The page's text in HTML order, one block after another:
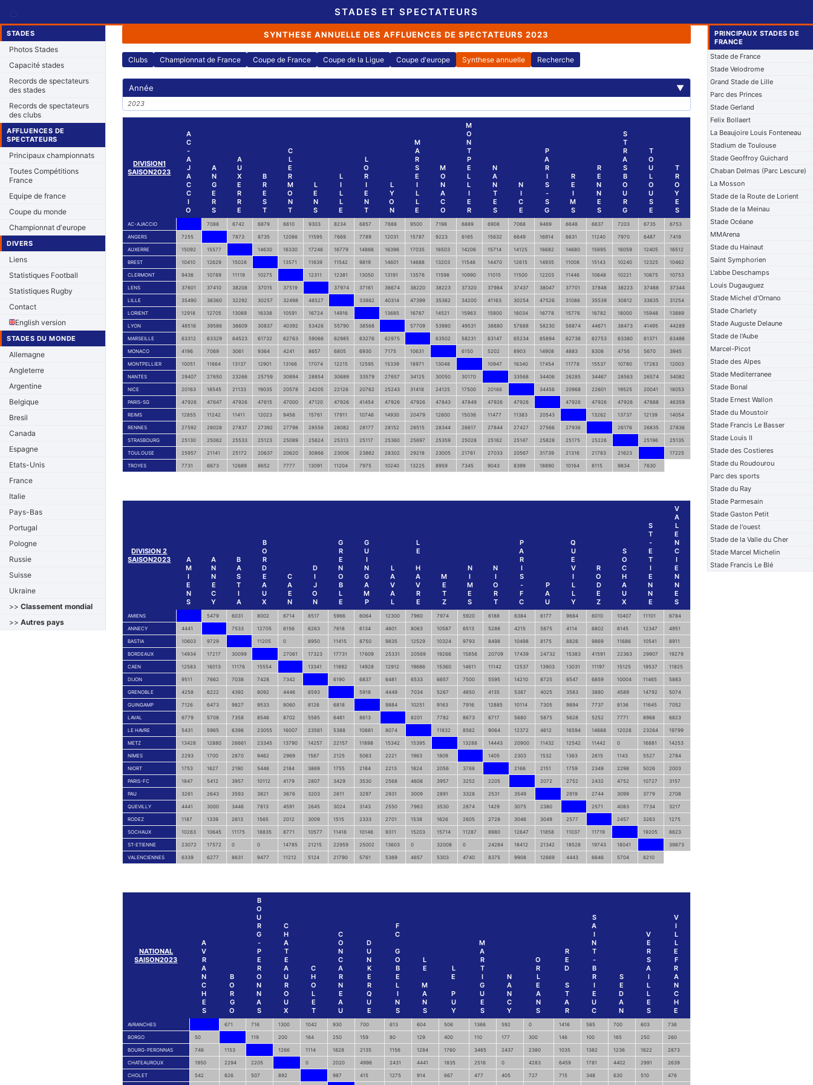
STADES ET SPECTATEURS
STADES
Photos Stades
Capacité stades
Records de spectateurs
des stades
Records de spectateurs
des clubs
AFFLUENCES DE
SPECTATEURS
Principaux championnats
Toutes Compétitions
France
Equipe de france
Coupe du monde
Championnat d'europe
DIVERS
Liens
Statistiques Football
Statistiques Rugby
Contact
English version
STADES DU MONDE
Allemagne
Angleterre
Argentine
Belgique
Bresil
Canada
Espagne
Etats-Unis
France
Italie
Pays-Bas
Portugal
Pologne
Russie
Suisse
Ukraine
>> Classement mondial
>> Autres pays
SYNTHESE ANNUELLE DES AFFLUENCES DE SPECTATEURS 2023
Clubs Championnat de France Coupe de France Coupe de la Ligue Coupe d'europe Synthese annuelle Recherche
Année ▼
2023
DIVISION1
SAISON2023
A
C
-
A
J
A
C
C
I
O
A
N
G
E
R
S
A
U
X
E
R
R
E
B
R
E
S
T
C
L
E
R
M
O
N
T
L
E
N
S
L
I
L
L
E
L
O
R
I
E
N
T
L
Y
O
N
M
A
R
S
E
I
L
L
E
M
O
N
A
C
O
M
O
N
T
P
E
L
L
I
E
R
N
A
N
T
E
S
N
I
C
E
P
A
R
I
S
-
S
G
R
E
I
M
S
R
E
N
N
E
S
S
T
R
A
S
B
O
U
R
G
T
O
U
L
O
U
S
E
T
R
O
Y
E
S
AC-AJACCIO 7088 6742 6879 6610 9303 8234 6857 7688 9500 7198 6889 6908 7068 9469 6648 6637 7203 6735 6753
ANGERS 7255 7873 8735 12086 11595 7669 7789 12031 15787 9223 6165 15632 6649 16914 6631 11240 7970 6487 7419
AUXERRE 15092 15577 14630 16330 17246 16779 14866 16396 17035 16503 14206 15714 14125 16682 14680 15695 16059 12405 16512
BREST 10410 12629 15028 13571 11639 11542 9819 14601 14688 13203 11546 14470 12615 14935 11008 15143 10240 12325 10462
CLERMONT 9436 10789 11119 10275 12311 12381 13050 13191 13576 11598 10990 11015 11500 12203 11446 10648 10221 10875 10753
LENS 37601 37410 38208 37015 37519 37974 37161 36674 38220 38223 37320 37984 37437 38047 37701 37848 38223 37488 37344
LILLE 35490 36360 32292 30257 32498 48527 33862 40314 47399 35362 34200 41163 30254 47526 31086 35539 30812 33635 31254
LORIENT 12918 12705 13089 16338 10591 16724 14916 13685 16767 14521 15963 15800 16034 16778 15776 16782 18000 15948 13889
LYON 48516 39586 38609 30837 40392 53426 55790 38568 57709 53980 49531 38880 57688 58230 56874 44671 38473 41495 44289
MARSEILLE 63312 63329 64523 61732 62763 59066 62985 63276 62975 63502 58231 63147 65234 65894 62738 62753 63380 61371 63486
MONACO 4196 7069 3061 9364 4241 8657 6805 6930 7175 10631 6150 5202 8903 14908 4883 8308 4756 5670 3945
MONTPELLIER 10051 11664 13137 12901 13166 17074 12215 12595 15339 18971 13048 10947 16340 17454 11778 15537 10780 17283 12003
NANTES 29407 27650 23266 25759 30894 28854 30689 33579 27657 34125 30050 30170 33568 34406 26285 34467 28563 26574 34082
NICE 20163 18545 21133 19035 20578 24205 22126 20762 25243 31418 24125 17500 20166 34456 20968 22601 19525 20041 18053
PARIS-SG 47926 47647 47926 47615 47000 47120 47926 41454 47926 47926 47843 47849 47926 47926 47926 47926 47926 47888 46359
REIMS 12855 11242 11411 12023 9456 15761 17911 10746 14930 20479 12600 15036 11477 11383 20543 13262 13737 12139 14054
RENNES 27592 28028 27837 27392 27798 28556 28082 28177 28152 28515 28344 26617 27844 27427 27566 27936 26176 26835 27836
STRASBOURG 25130 25062 25533 25123 25089 25624 25313 25117 25360 25697 25359 25028 25162 25147 25828 25175 25226 25196 25135
TOULOUSE 25957 21141 25172 20637 20620 30866 23006 23862 28302 29218 23005 21761 27033 20567 31739 21316 21783 21623 17225
TROYES 7731 6673 12689 8652 7777 13091 11204 7975 10240 13225 8959 7345 9043 8399 18890 10164 8115 9834 7630
DIVISION 2
SAISON2023
A
M
I
E
N
S
A
N
N
E
C
Y
B
A
S
T
I
A
B
O
R
D
E
A
U
X
C
A
E
N
D
I
J
O
N
G
R
E
N
O
B
L
E
G
U
I
N
G
A
M
P
L
A
V
A
L
L
E
H
A
V
R
E
M
E
T
Z
N
I
M
E
S
N
I
O
R
T
P
A
R
I
S
-
F
C
P
A
U
Q
U
E
V
I
L
L
Y
R
O
D
E
Z
S
O
C
H
A
U
X
S
T
-
E
T
I
E
N
N
E
V
A
L
E
N
C
I
E
N
N
E
S
AMIENS 5479 6031 8002 6714 8517 5966 6064 12300 7960 7974 5920 6188 6384 6177 9684 6010 10407 11101 6784
ANNECY 4441 7533 12705 6156 6263 7618 6134 4601 8063 10587 6513 5288 4215 5875 4114 6802 6145 12347 4951
BASTIA 10603 9729 11205 0 8950 11415 8750 9835 12529 10324 9793 8498 10498 8175 8826 9869 11686 10541 8911
BORDEAUX 14934 17217 30099 27061 17323 17731 17609 25331 20569 19266 15856 20709 17439 24732 15383 41591 22363 29907 19279
CAEN 12583 16013 11176 15554 13341 11892 14928 12912 19686 15360 14611 11142 12537 13903 13031 11197 15125 19537 11825
DIJON 9511 7662 7038 7428 7342 6190 6837 6481 6533 6657 7500 5595 14210 8725 6547 6859 10004 11465 5883
GRENOBLE 4258 6222 4392 8092 4446 6593 5918 4449 7034 5267 4850 4135 5387 4025 3583 3880 4589 14792 5074
GUINGAMP 7126 6473 9827 9533 8060 8126 6818 9884 10251 9163 7916 12885 10114 7305 9894 7737 8136 11645 7052
LAVAL 6779 5708 7358 8546 8702 5585 6481 8613 8201 7782 8673 6717 5680 5875 5628 5252 7771 8968 6823
LE HAVRE 5431 5965 6398 23055 16007 23561 5388 10881 8074 11832 8562 9064 12372 4612 16594 14688 12026 23264 19799
METZ 13428 12880 26661 23345 13790 14257 22157 11898 15342 15395 13288 14443 20900 11432 12542 11442 0 16881 14253
NIMES 2293 1700 2870 9462 2969 1567 2125 5063 2221 1963 1809 1405 2303 1532 1363 2615 1143 5527 2784
NIORT 1753 1627 2190 5446 2184 3869 1755 2184 2213 1824 2056 3788 2166 2151 1759 2349 2298 5026 2003
PARIS-FC 1847 5412 3957 10112 4179 2807 3429 3530 2568 4608 3957 3252 2205 2072 2752 2432 4752 10727 3157
PAU 3261 2643 3593 3821 3676 3203 2611 3297 2931 3009 2891 3328 2531 3549 2919 2744 3099 3779 2708
QUEVILLY 4441 3000 3446 7813 4591 2645 3024 3143 2550 7963 3530 2874 1429 3075 2380 2571 4083 7734 3217
RODEZ 1187 1339 2613 1565 2012 3009 1515 2333 2701 1538 1626 2605 2728 3046 3049 2577 2457 3263 1275
SOCHAUX 10263 10645 11175 18835 8771 10577 11418 10146 9311 15203 15714 11287 8980 12647 11858 11037 11719 19205 8623
ST-ETIENNE 23072 17572 0 0 14785 21215 22959 25002 13603 0 32008 0 24284 18412 21342 18528 19743 18041 39873
VALENCIENNES 6339 6277 8631 9477 11212 5124 21790 5761 5369 4657 5303 4740 8375 9908 12669 4443 6646 5704 8210
NATIONAL
SAISON2023
A
V
R
A
N
C
H
E
S
B
O
R
G
O
B
O
U
R
G
-
P
E
R
O
N
N
A
S
C
H
A
T
E
A
U
R
O
U
X
C
H
O
L
E
T
C
O
N
C
A
R
N
E
A
U
D
U
N
K
E
R
Q
U
E
F
C
G
O
B
E
L
I
N
S
L
E
M
A
N
S
L
E
P
U
Y
M
A
R
T
I
G
U
E
S
N
A
N
C
Y
O
R
L
E
A
N
S
R
E
D
S
T
A
R
S
A
I
N
T
-
B
R
I
E
U
C
S
E
D
A
N
V
E
R
S
A
I
L
L
E
S
V
I
L
L
E
F
R
A
N
C
H
E
AVRANCHES 671 716 1300 1042 930 700 613 604 506 1366 592 0 1416 585 700 603 736
BORGO 50 119 200 164 250 159 80 129 400 110 177 300 146 100 165 250 260
BOURG-PERONNAS 746 1153 1266 1114 1828 2135 1156 1284 1760 3465 2437 2380 1035 1382 1236 1622 2873
CHATEAUROUX 1950 2294 2205 0 2020 4996 2431 4441 1835 2516 0 4283 6459 1781 4402 2991 2639
CHOLET 542 626 507 892 987 415 1275 914 667 477 405 727 715 348 630 510 476
PRINCIPAUX STADES DE
FRANCE
Stade de France
Stade Velodrome
Grand Stade de Lille
Parc des Princes
Stade Gerland
Felix Bollaert
La Beaujoire Louis Fonteneau
Stadium de Toulouse
Stade Geoffroy Guichard
Chaban Delmas (Parc Lescure)
La Mosson
Stade de la Route de Lorient
Stade de la Meinau
Stade Océane
MMArena
Stade du Hainaut
Saint Symphorien
L'abbe Deschamps
Louis Dugauguez
Stade Michel d'Ornano
Stade Charlety
Stade Auguste Delaune
Stade de l'Aube
Marcel-Picot
Stade des Alpes
Stade Mediterranee
Stade Bonal
Stade Ernest Wallon
Stade du Moustoir
Stade Francis Le Basser
Stade Louis II
Stade des Costieres
Stade du Roudourou
Parc des sports
Stade du Ray
Stade Parmesain
Stade Gaston Petit
Stade de l'ouest
Stade de la Valle du Cher
Stade Marcel Michelin
Stade Francis Le Blé